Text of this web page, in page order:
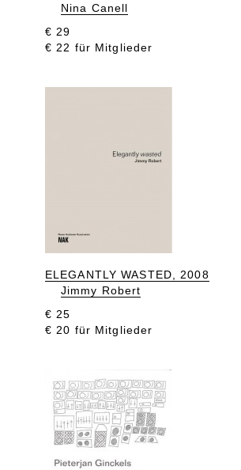
Nina Canell
€ 29
€ 22 für Mitglieder
ELEGANTLY WASTED, 2008
Jimmy Robert
€ 25
€ 20 für Mitglieder